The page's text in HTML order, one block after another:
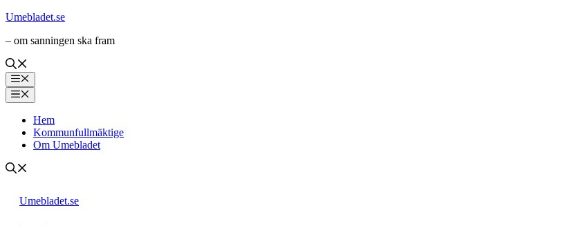
Hoppa
innehåll
Umebladet.se
– om sanningen ska fram
Meny
Meny
Hem
Kommunfullmäktige
Om Umebladet
Umebladet.se